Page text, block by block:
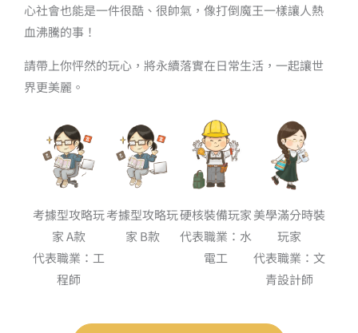
心社會也能是一件很酷、很帥氣，像打倒魔王一樣讓人熱
血沸騰的事！
請帶上你怦然的玩心，將永續落實在日常生活，一起讓世
界更美麗。
考據型攻略玩
家 A款
代表職業：工
程師
考據型攻略玩
家 B款
硬核裝備玩家
代表職業：水
電工
美學滿分時裝
玩家
代表職業：文
青設計師